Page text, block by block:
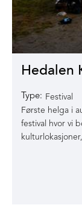
Hedalen
Type: Festival
Første helga i
festival hvor vi